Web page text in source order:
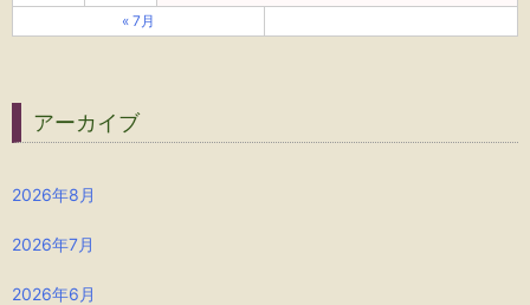
« 7月
アーカイブ
2026年8月
2026年7月
2026年6月